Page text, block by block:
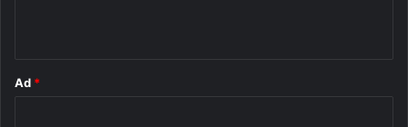
Ad *